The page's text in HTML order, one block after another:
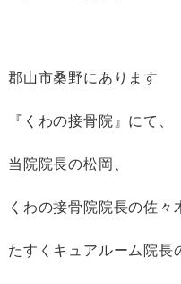
郡山市桑野にあります
『くわの接骨院』にて、
当院院長の松岡、
くわの接骨院院長の佐々
たすくキュアルーム院長